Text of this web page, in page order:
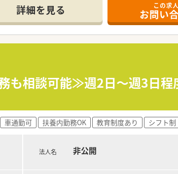
て頂きます。
正確な医療用医薬品の投薬、
品販売など、
す。
各メーカーの学術勉強会や
面的にバックアップします。
生も充実。
詳細を見る この求
お問い
務も相談可能≫週2日～週3日
車通勤可 扶養内勤務OK 教育制度あり シフト制
法人名 非公開